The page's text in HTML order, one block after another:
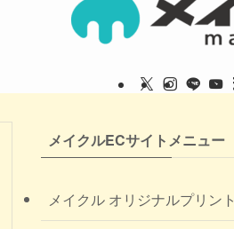
メイクルECサイトメニュー
メイクル オリジナルプリント